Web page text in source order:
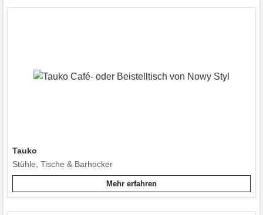
Tauko
Stühle, Tische & Barhocker
Mehr erfahren